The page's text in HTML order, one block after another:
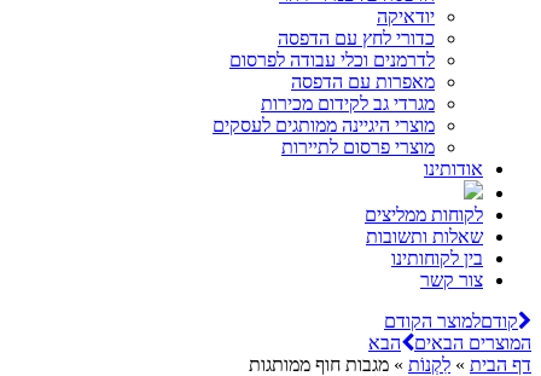
יודאיקה
כדורי לחץ עם הדפסה
לדרמנים וכלי עבודה לפרסום
מאפרות עם הדפסה
מגרדי גב לקידום מכירות
מוצרי היגיינה ממותגים לעסקים
מוצרי פרסום לתיירות
אודותינו
לקוחות ממליצים
שאלות ותשובות
בין לקוחותינו
צור קשר
קודםלמוצר הקודם
המוצרים הבאים
הבא
דף הבית » לִקְנוֹת » מגבות חוף ממותגות